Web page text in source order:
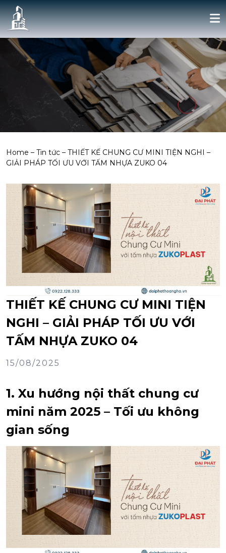
Home – Tin tức – THIẾT KẾ CHUNG CƯ MINI TIỆN NGHI –
GIẢI PHÁP TỐI ƯU VỚI TẤM NHỰA ZUKO 04
THIẾT KẾ CHUNG CƯ MINI TIỆN
NGHI – GIẢI PHÁP TỐI ƯU VỚI
TẤM NHỰA ZUKO 04
15/08/2025
1. Xu hướng nội thất chung cư
mini năm 2025 – Tối ưu không
gian sống